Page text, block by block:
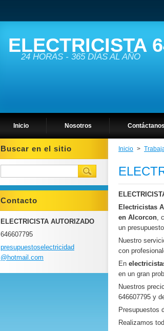
ELECTRICISTA
24 HORAS - 365 DÍAS AL AÑO
Inicio Nosotros
Inicio >
Electricistas
en Alcorcon,
un
Nuestro
con
En
en un gran
Nuestros
646607795 y
Presupuestos
Realizamos
Buscar en el sitio
Contacto
ELECTRICISTA AUTORIZADO
646607795
presupuestoselectricidad
@hotmail .com